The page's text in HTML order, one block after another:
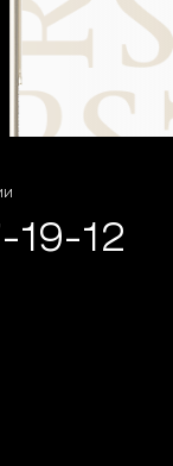
19-12